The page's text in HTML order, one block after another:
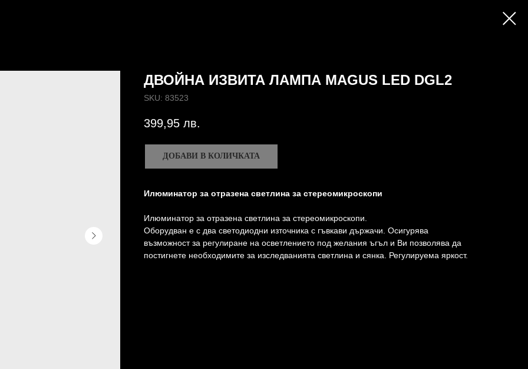
ДВОЙНА ИЗВИТА ЛАМПА MAGUS LED DGL2
SKU: 83523
399,95 лв.
ДОБАВИ В КОЛИЧКАТА
Илюминатор за отразена светлина за стереомикроскопи
Илюминатор за отразена светлина за стереомикроскопи.
Оборудван е с два светодиодни източника с гъвкави държачи. Осигурява
възможност за регулиране на осветлението под желания ъгъл и Ви позволява да
постигнете необходимите за изследванията светлина и сянка. Регулируема яркост.